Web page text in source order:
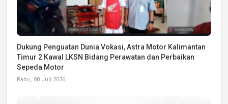
Dukung Penguatan Dunia Vokasi, Astra Motor Kalimantan
Timur 2 Kawal LKSN Bidang Perawatan dan Perbaikan
Sepeda Motor
Rabu, 08 Juli 2026